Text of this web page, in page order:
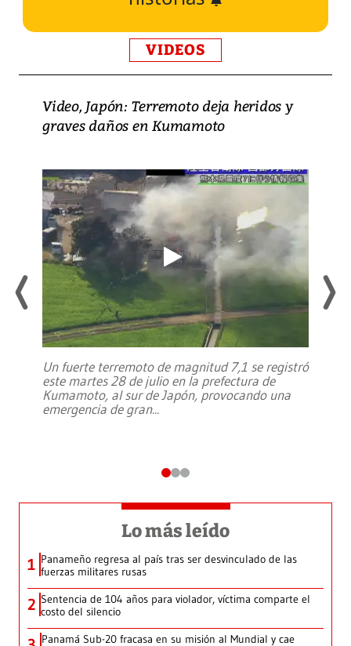
VIDEOS
Video, Japón: Terremoto deja heridos y
graves daños en Kumamoto
Un fuerte terremoto de magnitud 7,1 se registró
este martes 28 de julio en la prefectura de
Kumamoto, al sur de Japón, provocando una
emergencia de gran...
Lo más leído
1 Panameño regresa al país tras ser desvinculado de las
fuerzas militares rusas
2 Sentencia de 104 años para violador, víctima comparte el
costo del silencio
Panamá Sub-20 fracasa en su misión al Mundial y cae